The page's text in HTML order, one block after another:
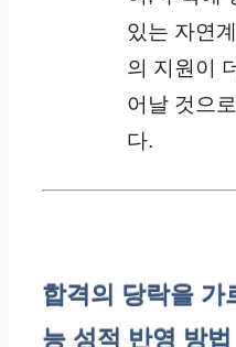
있는 자연
의 지원이
어날 것으
다.
합격의 당락을 가
능 성적 반영 방법